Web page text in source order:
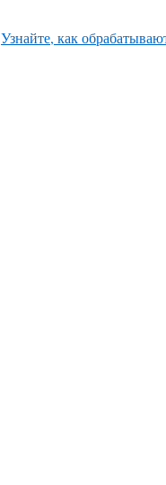
Узнайте, как